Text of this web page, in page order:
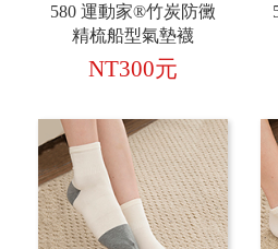
580 運動家®竹炭防黴
精梳船型氣墊襪
NT300元